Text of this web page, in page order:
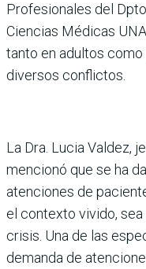
Profesionales del
Ciencias Médicas
tanto en adultos
diversos conflictos.
La Dra. Lucia Valdez,
mencionó que se ha
atenciones de
el contexto vivido,
crisis. Una de las
demanda de